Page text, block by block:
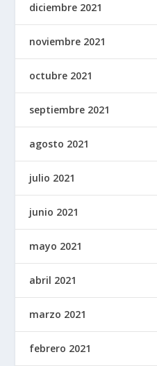
diciembre 2021
noviembre 2021
octubre 2021
septiembre 2021
agosto 2021
julio 2021
junio 2021
mayo 2021
abril 2021
marzo 2021
febrero 2021